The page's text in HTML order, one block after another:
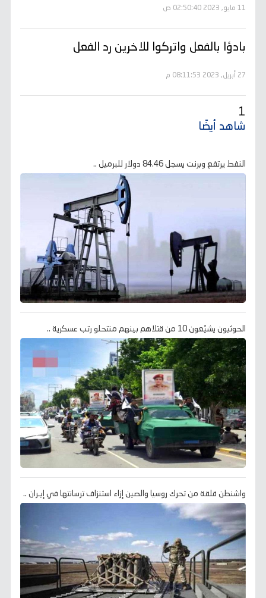
11 مايو, 2023 02:50:40 ص
بادؤا بالفعل واتركوا للاخرين رد الفعل
27 أبريل, 2023 08:11:53 م
1
شاهد أيضًا
النفط يرتفع وبرنت يسجل 84.46 دولار للبرميل ..
الحوثيون يشيّعون 10 من قتلاهم بينهم منتحلو رتب عسكرية ..
واشنطن قلقة من تحرك روسيا والصين إزاء استنزاف ترسانتها في إيـران ..